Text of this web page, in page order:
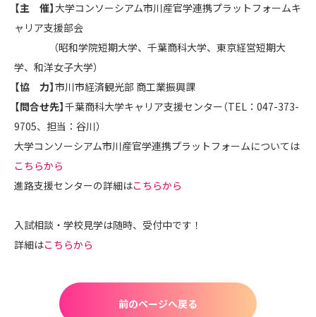
【主 催】大学コンソーシアム市川産官学連携プラットフォームキ
ャリア支援部会
（昭和学院短期大学、千葉商科大学、東京経営短期大
学、和洋女子大学）
【協 力】市川市経済観光部 商工業振興課
【問合せ先】千葉商科大学キャリア支援センター（TEL：047-373-
9705、担当：谷川）
大学コンソーシアム市川産官学連携プラットフォームについては
こちらから
進路支援センターの詳細はこちらから
入試相談・学校見学は随時、受付中です！
詳細はこちらから
前のページへ戻る